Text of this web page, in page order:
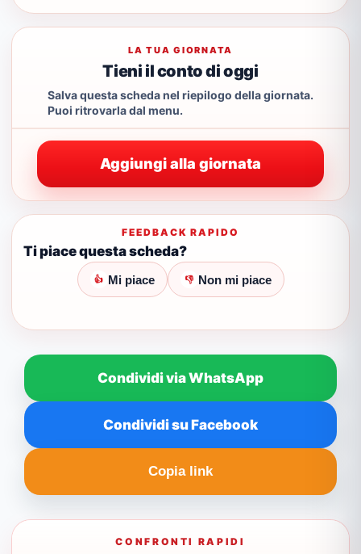
LA TUA GIORNATA
Tieni il conto di oggi
Salva questa scheda nel riepilogo della giornata.
Puoi ritrovarla dal menu.
Aggiungi alla giornata
FEEDBACK RAPIDO
Ti piace questa scheda?
👍 Mi piace 👎 Non mi piace
Condividi via WhatsApp
Condividi su Facebook
Copia link
CONFRONTI RAPIDI